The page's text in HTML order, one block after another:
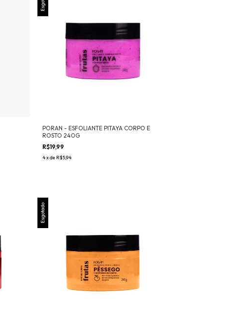
PORAN - ESFOLIANTE PITAYA CORPO E
ROSTO 240G
R$19,99
4xde R$5,94
Esgotado